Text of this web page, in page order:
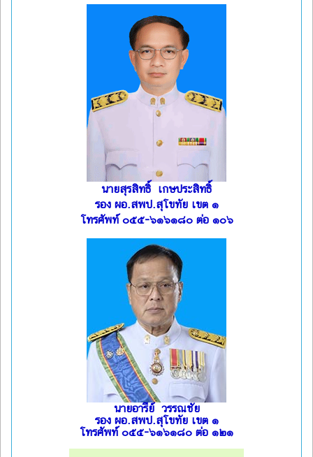
นายสุรสิทธิ์ เกษประสิทธิ์
รอง ผอ.สพป.สุโขทัย เขต ๑
โทรศัพท์ ๐๕๕-๖๑๖๑๘๐ ต่อ ๑๐๖
นายอารีย์ วรรณชัย
รอง ผอ.สพป.สุโขทัย เขต ๑
โทรศัพท์ ๐๕๕-๖๑๖๑๘๐ ต่อ ๑๒๑